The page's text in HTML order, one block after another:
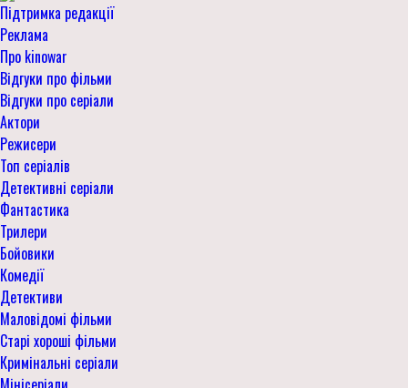
Підтримка редакції
Реклама
Про kinowar
Відгуки про фільми
Відгуки про серіали
Актори
Режисери
Топ серіалів
Детективні серіали
Фантастика
Трилери
Бойовики
Комедії
Детективи
Маловідомі фільми
Старі хороші фільми
Кримінальні серіали